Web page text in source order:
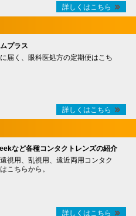
詳しくはこちら
プラス
届く、眼科医処方の定期便はこち
詳しくはこちら
など各種コンタクトレンズの紹介
視用、乱視用、遠近両用コンタク
こちらから。
詳しくはこちら